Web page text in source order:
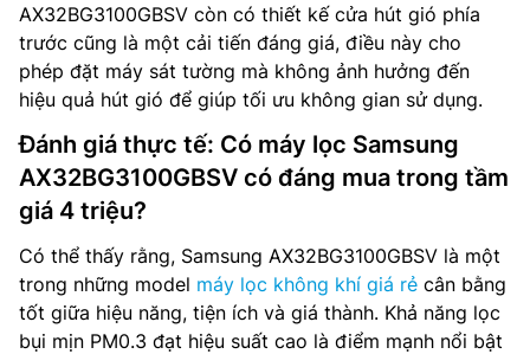
AX32BG3100GBSV còn có thiết kế cửa hút gió phía
trước cũng là một cải tiến đáng giá, điều này cho
phép đặt máy sát tường mà không ảnh hưởng đến
hiệu quả hút gió để giúp tối ưu không gian sử dụng.
Đánh giá thực tế: Có máy lọc Samsung
AX32BG3100GBSV có đáng mua trong tầm
giá 4 triệu?
Có thể thấy rằng, Samsung AX32BG3100GBSV là một
trong những model máy lọc không khí giá rẻ cân bằng
tốt giữa hiệu năng, tiện ích và giá thành. Khả năng lọc
bụi mịn PM0.3 đạt hiệu suất cao là điểm mạnh nổi bật